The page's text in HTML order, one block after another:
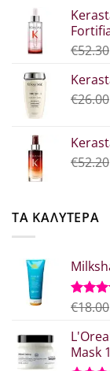
€52.30
€26.00
€52.20
ΤΑ ΚΑΛΥΤΕΡΑ
από 5
€18.00
Mask